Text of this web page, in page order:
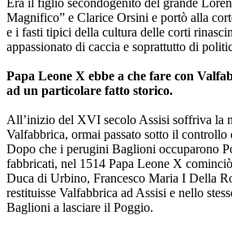
Magnifico” e Clarice Orsini e portò alla
e i fasti tipici della cultura delle corti
appassionato di caccia e soprattutto di
Papa Leone X ebbe a che fare con
ad un particolare fatto storico.
All’inizio del XVI secolo Assisi soffriva la
Valfabbrica, ormai passato sotto il
Dopo che i perugini Baglioni occuparono
fabbricati, nel 1514 Papa Leone X
Duca di Urbino, Francesco Maria I Della
restituisse Valfabbrica ad Assisi e nello
Baglioni a lasciare il Poggio.